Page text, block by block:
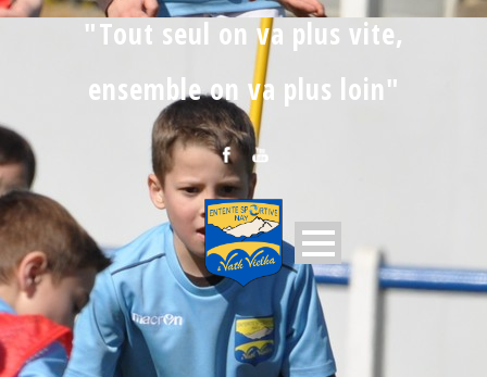
"Tout seul on va plus vite,
ensemble on va plus loin"